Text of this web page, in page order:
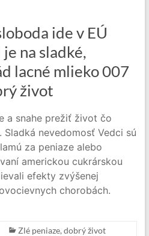
ide v EÚ
na sladké,
lacné mlieko 007
život
a snahe prežiť život čo
nevedomosť Vedci sú
za peniaze alebo
americkou cukrárskou
efekty zvýšenej
chorobách.
Zlé peniaze, dobrý život